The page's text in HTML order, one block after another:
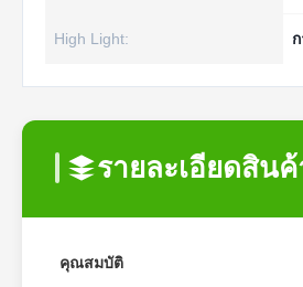
High Light:
รายละเอียดสินค้
คุณสมบัติ